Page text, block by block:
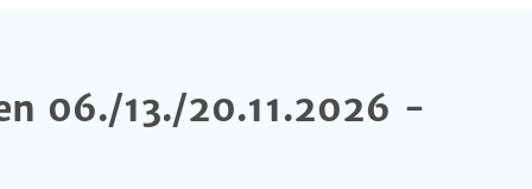
06./13./20.11.2026 -